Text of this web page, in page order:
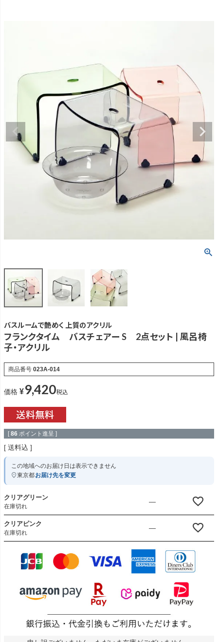
バスルームで艶めく 上質のアクリル
フランクタイム バスチェアー S 2点セット | 風呂椅
子・アクリル
商品番号 023A-014
価格 ¥9,420税込
[ 86 ポイント進呈 ]
送料込
この地域へのお届け日は表示できません
東京都お届け先を変更
クリアグリーン
在庫切れ
—
クリアピンク
在庫切れ
—